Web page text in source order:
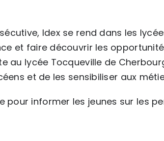
Idex se rend dans les
et faire découvrir les
au lycée Tocqueville de
et de les sensibiliser aux
pour informer les jeunes sur les